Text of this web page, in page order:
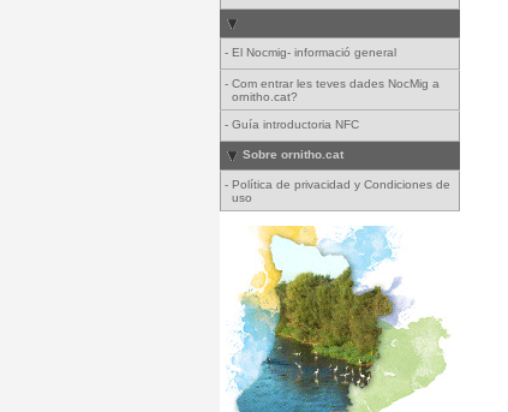
- El Nocmig- informació general
- Com entrar les teves dades NocMig a
ornitho.cat?
- Guía introductoria NFC
Sobre ornitho.cat
- Política de privacidad y Condiciones de
uso